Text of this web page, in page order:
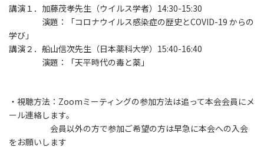
講演１．加藤茂孝先生（ウイルス学者）14:30-15:30
演題：「コロナウイルス感染症の歴史とCOVID-19 からの
学び」
講演２．船山信次先生（日本薬科大学）15:40-16:40
演題：「天平時代の毒と薬」
・視聴方法：Zoomミーティングの参加方法は追って本会会員にメ
ール連絡します。
会員以外の方で参加ご希望の方は早急に本会への入会
をお願いします